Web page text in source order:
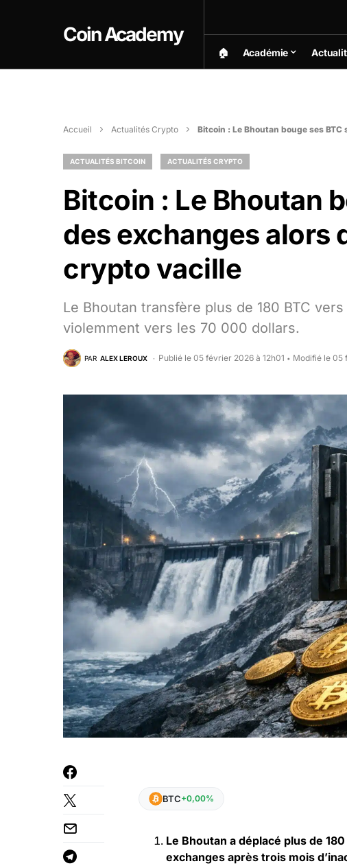
Coin Academy
🏠︎ Académie
Accueil Actualités Crypto Bitcoin : Le Bhoutan bouge ses
ACTUALITÉS BITCOIN ACTUALITÉS CRYPTO
Bitcoin : Le Bhoutan
des exchanges alors
crypto vacille
Le Bhoutan transfère plus de 180 BTC
violemment vers les 70 000 dollars.
PAR ALEX LEROUX Publié le 05 février 2026 à 12h01 • Modifié le 05
BTC+0,00%
Le Bhoutan a déplacé plus de
exchanges après trois mois